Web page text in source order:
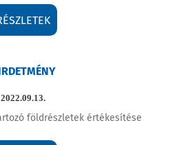
2022.09.13.
földrészletek értékesítése